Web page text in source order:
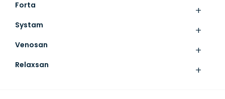
+
Forta
+
Systam
+
Venosan
+
Relaxsan